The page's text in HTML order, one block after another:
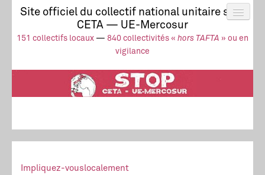
Site officiel du collectif national unitaire stop
CETA — UE-Mercosur
151 collectifs locaux — 840 collectivités « hors TAFTA » ou en
vigilance
Actus
UE-Mercosur
Stop à l’impunité !
TAFTA
CETA
Collectif
Impliquez-vouslocalement